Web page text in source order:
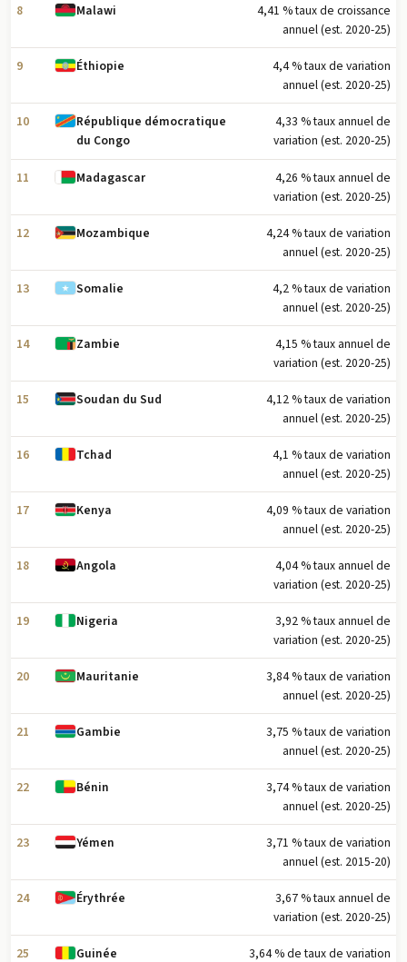
8 Malawi
4,41 % taux de croissance
annuel (est. 2020-25)
9 Éthiopie
4,4 % taux de variation
annuel (est. 2020-25)
10
République démocratique
du Congo
4,33 % taux annuel de
variation (est. 2020-25)
11 Madagascar
4,26 % taux annuel de
variation (est. 2020-25)
12 Mozambique
4,24 % taux de variation
annuel (est. 2020-25)
13 Somalie
4,2 % taux de variation
annuel (est. 2020-25)
14 Zambie
4,15 % taux annuel de
variation (est. 2020-25)
15 Soudan du Sud
4,12 % taux de variation
annuel (est. 2020-25)
16 Tchad
4,1 % taux de variation
annuel (est. 2020-25)
17 Kenya
4,09 % taux de variation
annuel (est. 2020-25)
18 Angola
4,04 % taux annuel de
variation (est. 2020-25)
19 Nigeria
3,92 % taux annuel de
variation (est. 2020-25)
20 Mauritanie
3,84 % taux de variation
annuel (est. 2020-25)
21 Gambie
3,75 % taux de variation
annuel (est. 2020-25)
22 Bénin
3,74 % taux de variation
annuel (est. 2020-25)
23 Yémen
3,71 % taux de variation
annuel (est. 2015-20)
24 Érythrée
3,67 % taux annuel de
variation (est. 2020-25)
25 Guinée
3,64 % de taux de variation